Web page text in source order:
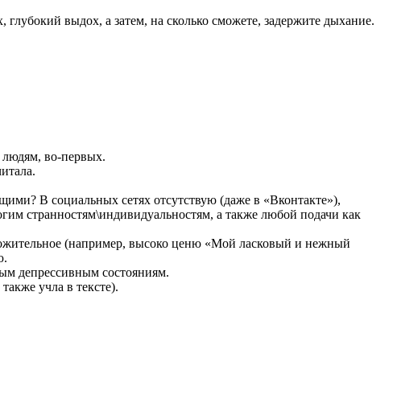
выдох, а затем, на сколько сможете, задержите дыхание.
людям, во-первых.
В социальных сетях отсутствую (даже в «Вконтакте»),
странностям\индивидуальностям, а также любой подачи как
(например, высоко ценю «Мой ласковый и нежный
депрессивным состояниям.
учла в тексте).